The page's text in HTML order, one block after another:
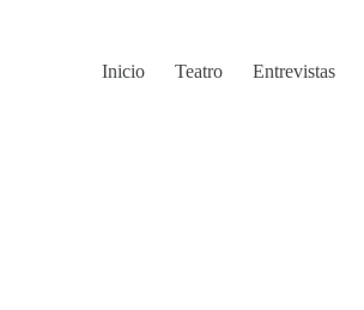
Inicio
Teatro Entrevistas